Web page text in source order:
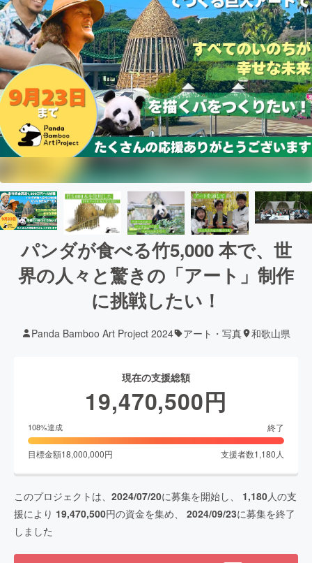
パンダが食べる竹5,000 本で、世
界の人々と驚きの「アート」制作
に挑戦したい！
Panda Bamboo Art Project 2024 アート・写真 和歌山県
現在の支援総額
19,470,500円
108%達成 終了
目標金額18,000,000円 支援者数1,180 人
このプロジェクトは、 2024/07/20に募集を開始し、 1,180人の支
援により 19,470,500円の資金を集め、 2024/09/23に募集を終了
しました